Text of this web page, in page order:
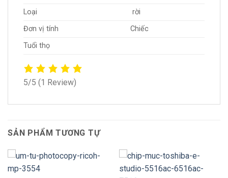
Loại
rời
Đơn vị tính
Chiếc
Tuổi thọ
5/5 (1 Review)
SẢN PHẨM TƯƠNG TỰ